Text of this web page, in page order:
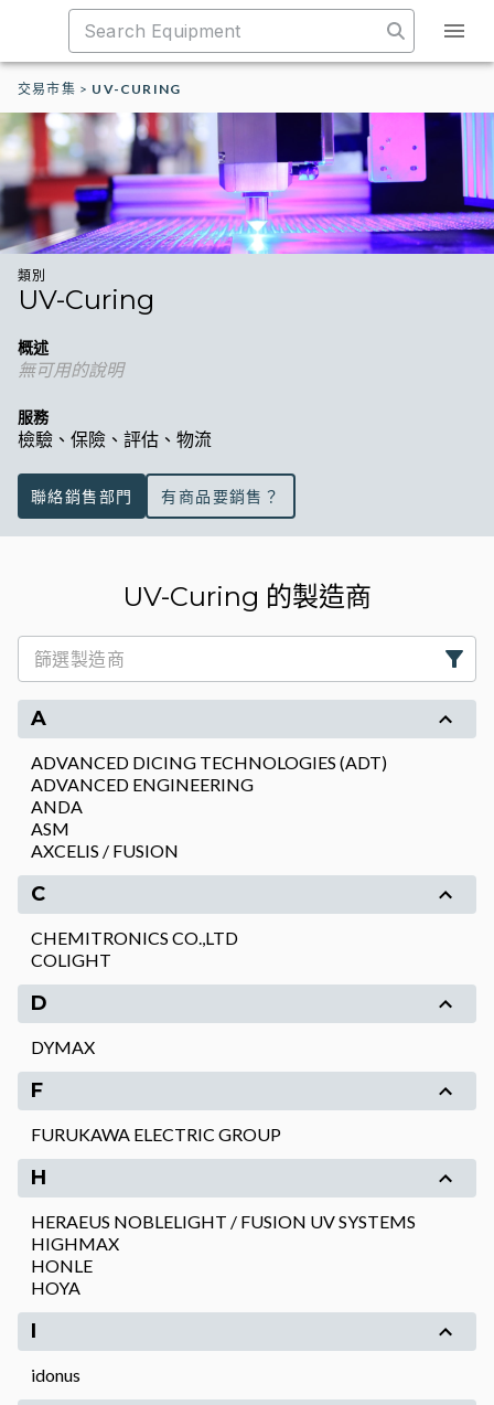
交易市集 > UV-CURING
類別
UV-Curing
概述
無可用的說明
服務
檢驗、保險、評估、物流
聯絡銷售部門 有商品要銷售？
UV-Curing 的製造商
A
ADVANCED DICING TECHNOLOGIES (ADT)
ADVANCED ENGINEERING
ANDA
ASM
AXCELIS / FUSION
C
CHEMITRONICS CO.,LTD
COLIGHT
D
DYMAX
F
FURUKAWA ELECTRIC GROUP
H
HERAEUS NOBLELIGHT / FUSION UV SYSTEMS
HIGHMAX
HONLE
HOYA
I
idonus